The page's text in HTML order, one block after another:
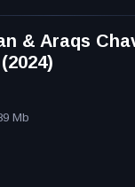
& Araqs
Mb